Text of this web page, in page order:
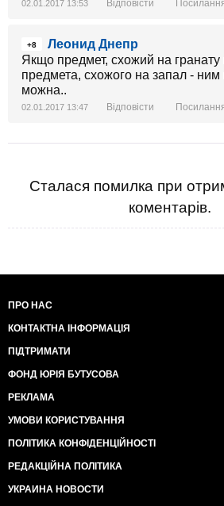
02.01.2017 13:53 Відповісти
+8
Леонид Днепр
Якщо предмет, схожий на гранату
предмета, схожого на запал - ним
можна..
02.01.2017 13:47 Відповісти
Сталася помилка при
коментарів.
ПРО НАС
КОНТАКТНА ІНФОРМАЦІЯ
ПІДТРИМАТИ
ФОНД ЮРІЯ БУТУСОВА
РЕКЛАМА
УМОВИ КОРИСТУВАННЯ
ПОЛІТИКА КОНФІДЕНЦІЙНОСТІ
РЕДАКЦІЙНА ПОЛІТИКА
УКРАИНА НОВОСТИ